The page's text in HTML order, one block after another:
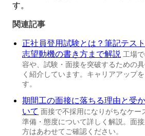
す。
関連記事
正社員登用試験とは？筆記テス
志望動機の書き方まで解説 工場
容や、試験・面接を突破するための
く紹介しています。キャリアアップ
す。
期間工の面接に落ちる理由と受
いて 面接で不採用になりがちなケー
準備・態度について詳しく解説。面
方はあわせてご確認ください。